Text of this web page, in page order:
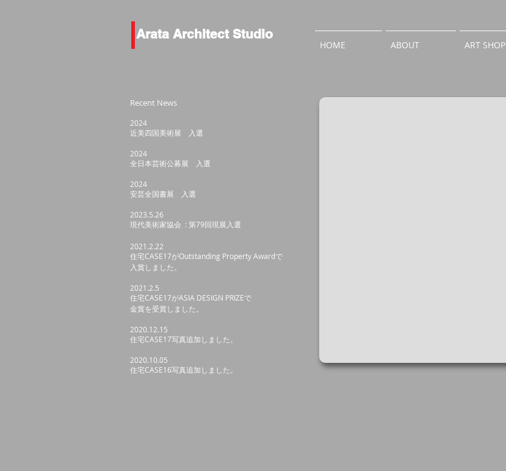
Arata Architect Studio
HOME ABOUT ART SHOP
Recent News
2024
近美四国美術展 入選
2024
全日本芸術公募展 入選
2024
安芸全国書展 入選
2023.5.26
現代美術家協会 : 第79回現展入選
2021.2.22
住宅CASE17がOutstanding Property Awardで
入賞しました。
2021.2.5
住宅CASE17がASIA DESIGN PRIZEで
金賞を受賞しました。
2020.12.15
住宅CASE17写真追加しました。
2020.10.05
住宅CASE16写真追加しました。